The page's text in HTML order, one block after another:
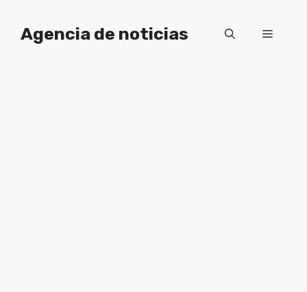
contenido
Agencia de noticias Menú